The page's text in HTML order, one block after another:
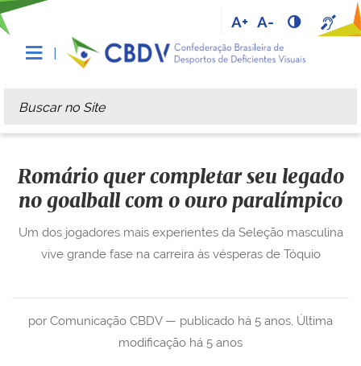
A+ A-
Busca
Busca Avançada…
Romário quer completar seu legado
no goalball com o ouro paralímpico
por Comunicação CBDV — publicado há 5 anos, Última
modificação há 5 anos
Um dos jogadores mais experientes da Seleção masculina
vive grande fase na carreira às vésperas de Tóquio